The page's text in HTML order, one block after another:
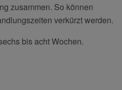
zusammen. So können
verkürzt werden.
bis acht Wochen.